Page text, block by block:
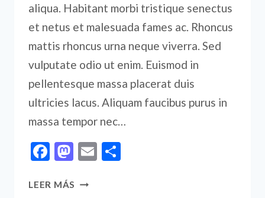
aliqua. Habitant morbi tristique senectus
et netus et malesuada fames ac. Rhoncus
mattis rhoncus urna neque viverra. Sed
vulputate odio ut enim. Euismod in
pellentesque massa placerat duis
ultricies lacus. Aliquam faucibus purus in
massa tempor nec…
Facebook
Mastodon
Email
LEER MÁS NOTHING